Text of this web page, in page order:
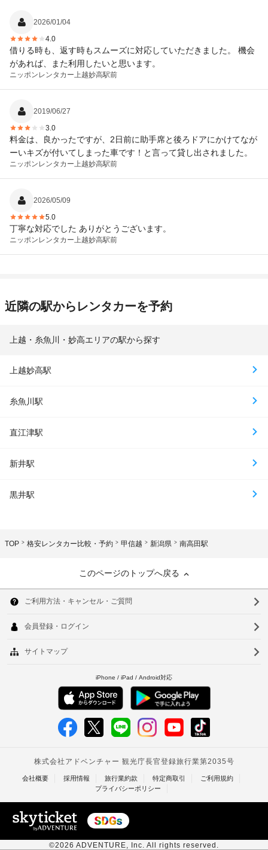
2026/01/04
4.0
借りる時も、返す時もスムーズに対応していただきました。 機会
があれば、また利用したいと思います。
ニッポンレンタカー上越妙高駅前
2019/06/27
3.0
料金は、良かったですが、2日前に助手席と後ろドアにかけてなが
ーいキズが付いてしまった車です！と言って貸し出されました。
ニッポンレンタカー上越妙高駅前
2026/05/09
5.0
丁寧な対応でした ありがとうございます。
ニッポンレンタカー上越妙高駅前
近隣の駅からレンタカーを予約
上越・糸魚川・妙高エリアの駅から探す
上越妙高駅
糸魚川駅
直江津駅
新井駅
黒井駅
TOP 格安レンタカー比較・予約 甲信越 新潟県 南高田駅
このページのトップへ戻る